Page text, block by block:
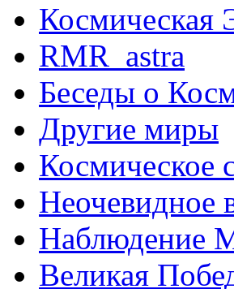
Космическая
RMR_astra
Беседы о
Другие миры
Космическое
Неочевидное
Наблюдение
Великая